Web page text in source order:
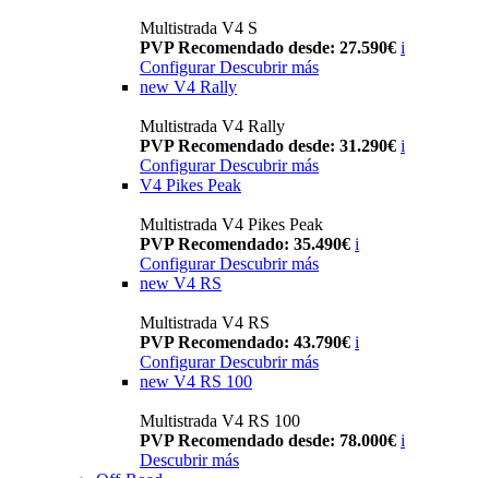
Multistrada V4 S
PVP Recomendado desde: 27.590€ i
Configurar Descubrir más
new V4 Rally
Multistrada V4 Rally
PVP Recomendado desde: 31.290€ i
Configurar Descubrir más
V4 Pikes Peak
Multistrada V4 Pikes Peak
PVP Recomendado: 35.490€ i
Configurar Descubrir más
new V4 RS
Multistrada V4 RS
PVP Recomendado: 43.790€ i
ConfigurarDescubrir más
new V4 RS 100
Multistrada V4 RS 100
PVP Recomendado desde: 78.000€ i
Descubrir más